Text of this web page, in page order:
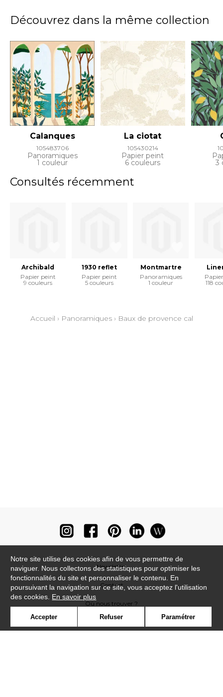
Découvrez dans la même collection
Calanques
105483706
Panoramiques
1 couleur
La ciotat
105430214
Papier peint
6 couleurs 3
Consultés récemment
Archibald
Papier peint
9 couleurs
1930 reflet
Papier peint
5 couleurs
Montmartre
Panoramiques
1 couleur
118
Accueil › Panoramiques› Baux de provence cal
Newsletter
Contact
Où nous trouver ?
Notre site utilise des cookies afin de vous permettre de
naviguer. Nous collectons des statistiques pour optimiser les
fonctionnalités du site et personnaliser le contenu. En
poursuivant la navigation sur ce site, vous acceptez l'utilisation
des cookies. En savoir plus
Accepter Refuser Paramétrer